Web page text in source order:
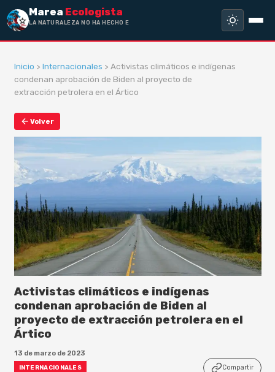
Marea Ecologista
LA NATURALEZA NO HA HECHO ESCLAV
Inicio > Internacionales > Activistas climáticos e indígenas
condenan aprobación de Biden al proyecto de
extracción petrolera en el Ártico
Volver
Activistas climáticos e indígenas
condenan aprobación de Biden al
proyecto de extracción petrolera en el
Ártico
13 de marzo de 2023
INTERNACIONALES Compartir